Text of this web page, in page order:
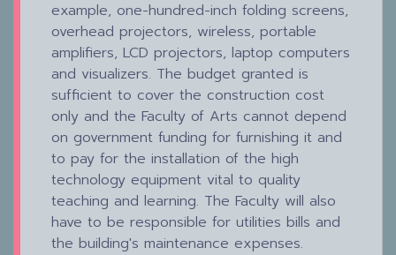
example, one-hundred-inch folding screens,
overhead projectors, wireless, portable
amplifiers, LCD projectors, laptop computers
and visualizers. The budget granted is
sufficient to cover the construction cost
only and the Faculty of Arts cannot depend
on government funding for furnishing it and
to pay for the installation of the high
technology equipment vital to quality
teaching and learning. The Faculty will also
have to be responsible for utilities bills and
the building's maintenance expenses.